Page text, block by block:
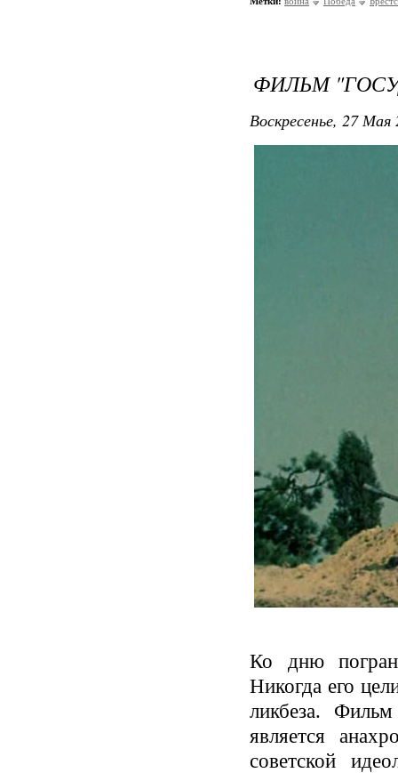
ФИЛЬМ
Воскресенье, 27
Ко дню
Никогда его
ликбеза.
является
советской